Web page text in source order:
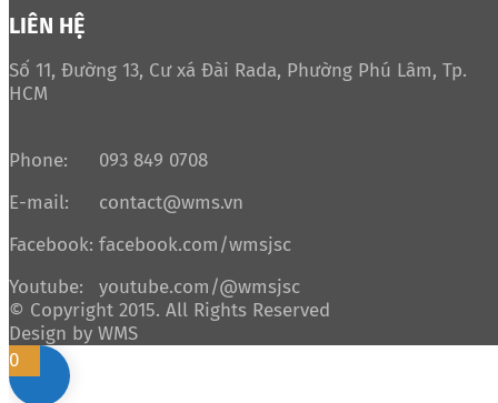
LIÊN HỆ
Số 11, Đường 13, Cư xá Đài Rada, Phường Phú Lâm, Tp.
HCM
Phone:
093 849 0708
E-mail:
contact@wms.vn
Facebook: facebook.com/wmsjsc
Youtube:
youtube.com/@wmsjsc
© Copyright 2015. All Rights Reserved
Design by WMS
0